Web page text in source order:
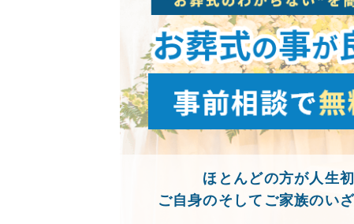
ほとんどの方が人生
ご自身のそしてご家族のい